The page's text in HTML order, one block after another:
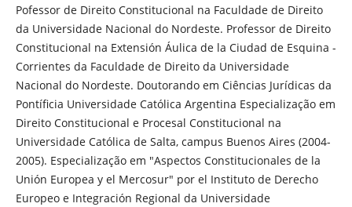
Pofessor de Direito Constitucional na Faculdade de Direito
da Universidade Nacional do Nordeste. Professor de Direito
Constitucional na Extensión Áulica de la Ciudad de Esquina -
Corrientes da Faculdade de Direito da Universidade
Nacional do Nordeste. Doutorando em Ciências Jurídicas da
Pontíficia Universidade Católica Argentina Especialização em
Direito Constitucional e Procesal Constitucional na
Universidade Católica de Salta, campus Buenos Aires (2004-
2005). Especialização em "Aspectos Constitucionales de la
Unión Europea y el Mercosur" por el Instituto de Derecho
Europeo e Integración Regional da Universidade